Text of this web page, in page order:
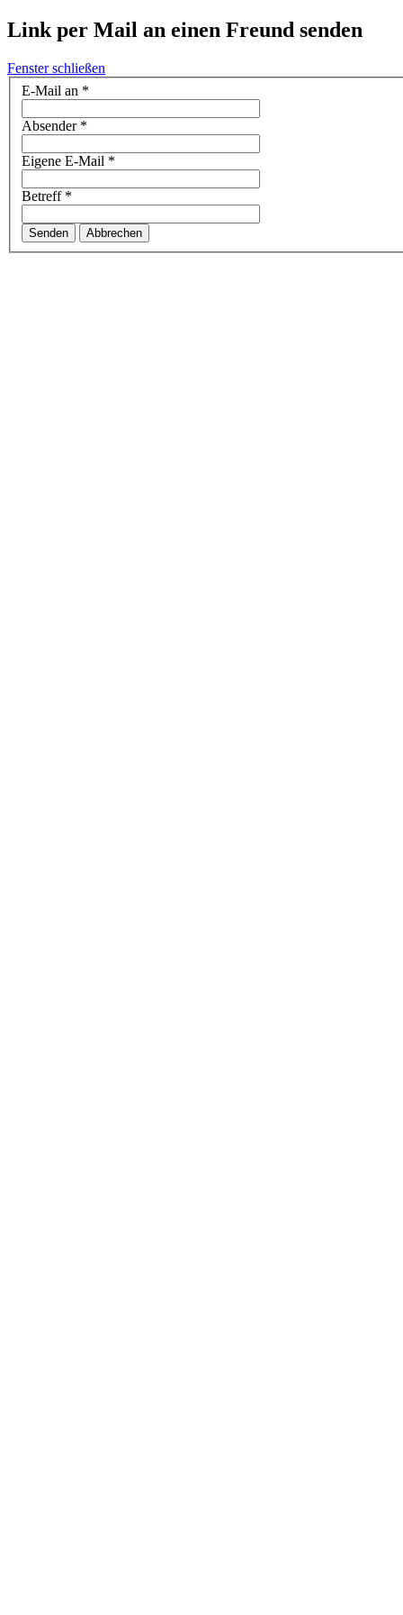
Link per Mail an einen Freund senden
Fenster schließen
E-Mail an *
Absender*
Eigene E-Mail *
Betreff*
Senden Abbrechen